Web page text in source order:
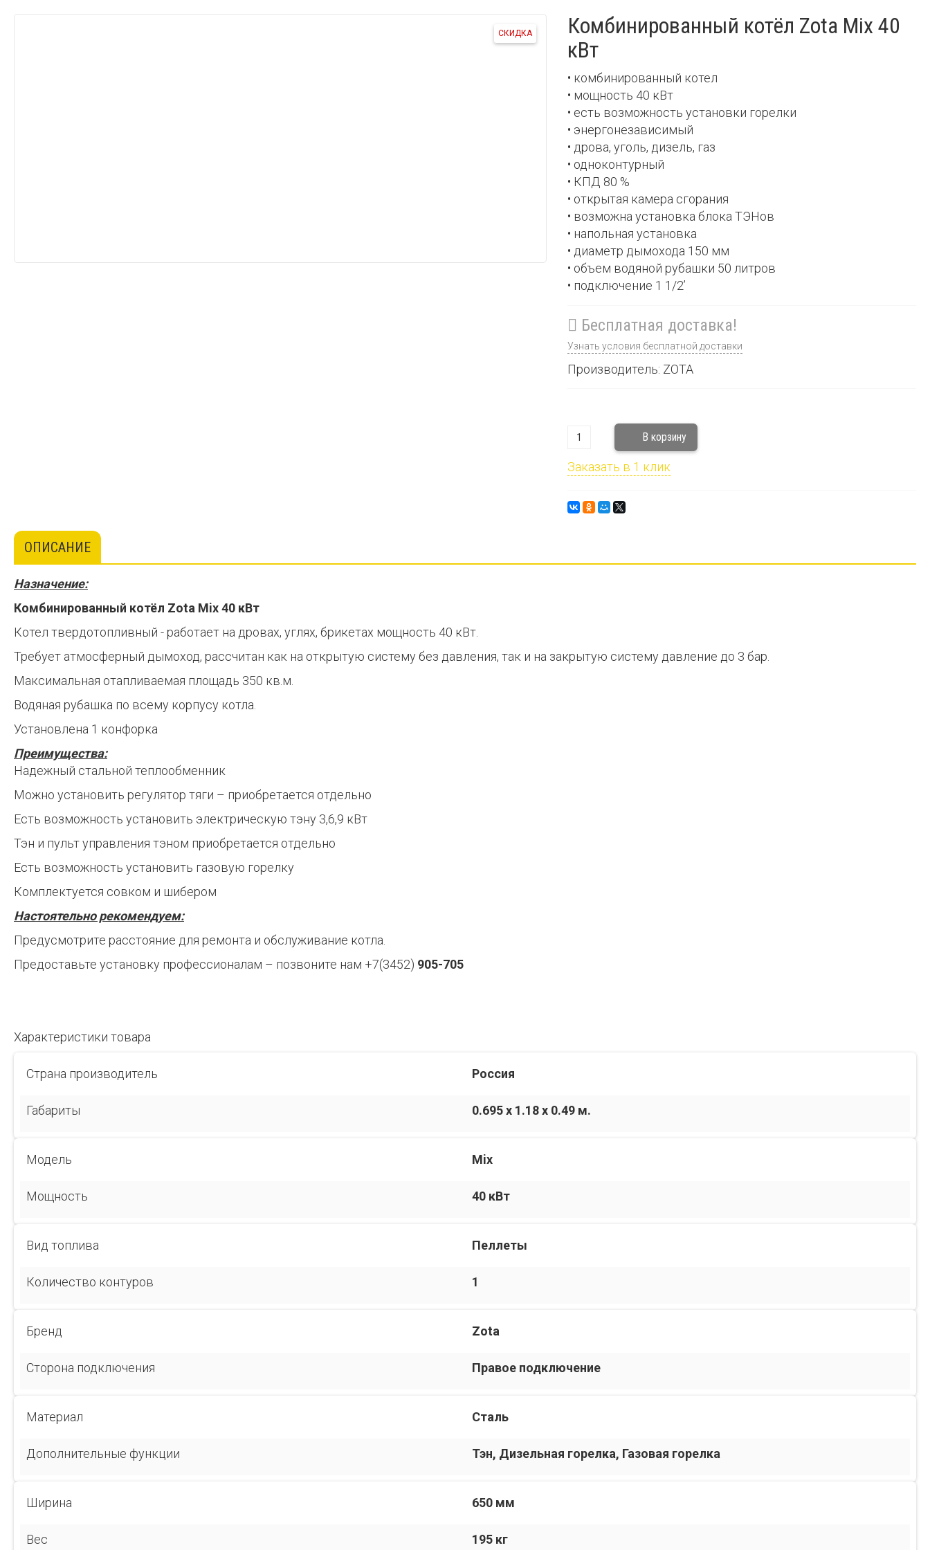
СКИДКА
Комбинированный котёл Zota Mix 40
кВт
• комбинированный котел
• мощность 40 кВт
• есть возможность установки горелки
• энергонезависимый
• дрова, уголь, дизель, газ
• одноконтурный
• КПД 80 %
• открытая камера сгорания
• возможна установка блока ТЭНов
• напольная установка
• диаметр дымохода 150 мм
• объем водяной рубашки 50 литров
• подключение 1 1/2’
Бесплатная доставка!
Узнать условия бесплатной доставки
Производитель: ZOTA
Заказать в 1 клик
ОПИСАНИЕ
Назначение:
Комбинированный котёл Zota Mix 40 кВт
Котел твердотопливный - работает на дровах, углях, брикетах мощность 40 кВт.
Требует атмосферный дымоход, рассчитан как на открытую систему без давления, так и на закрытую систему давление до 3 бар.
Максимальная отапливаемая площадь 350 кв.м.
Водяная рубашка по всему корпусу котла.
Установлена 1 конфорка
Преимущества:
Надежный стальной теплообменник
Можно установить регулятор тяги – приобретается отдельно
Есть возможность установить электрическую тэну 3,6,9 кВт
Тэн и пульт управления тэном приобретается отдельно
Есть возможность установить газовую горелку
Комплектуется совком и шибером
Настоятельно рекомендуем:
Предусмотрите расстояние для ремонта и обслуживание котла.
Предоставьте установку профессионалам – позвоните нам +7(3452) 905-705
Характеристики товара
Страна производитель Россия
Габариты 0.695 x 1.18 x 0.49 м.
Модель Mix
Мощность 40 кВт
Вид топлива Пеллеты
Количество контуров 1
Бренд Zota
Сторона подключения Правое подключение
Материал Сталь
Дополнительные функции Тэн, Дизельная горелка, Газовая горелка
Ширина 650 мм
Вес 195 кг